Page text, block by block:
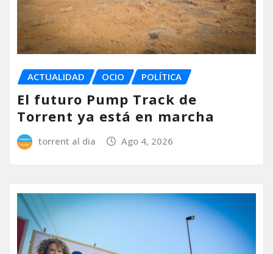
ACTUALIDAD OCIO POLÍTICA
El futuro Pump Track de
Torrent ya está en marcha
torrent al dia Ago 4, 2026